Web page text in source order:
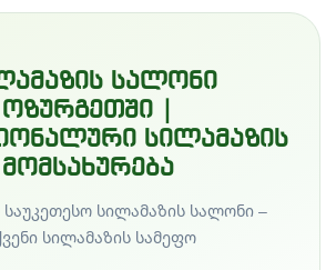
სალონი
ოზურგეთში |
სილამაზის
მომსახურება
სილამაზის სალონი –
სილამაზის სამეფო